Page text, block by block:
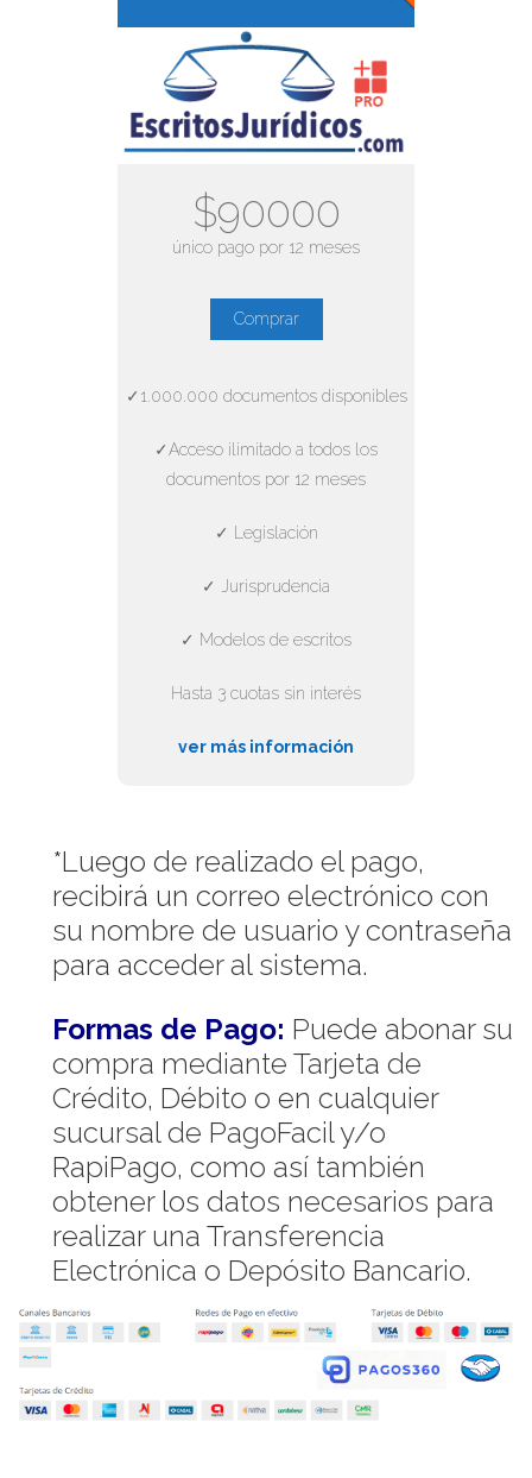
$90000
único pago por 12 meses
Comprar
✓1.000.000 documentos disponibles
✓Acceso ilimitado a todos los
documentos por 12 meses
✓ Legislación
✓ Jurisprudencia
✓ Modelos de escritos
Hasta 3 cuotas sin interés
ver más información
*Luego de realizado el pago,
recibirá un correo electrónico con
su nombre de usuario y contraseña
para acceder al sistema.
Formas de Pago: Puede abonar su
compra mediante Tarjeta de
Crédito, Débito o en cualquier
sucursal de PagoFacil y/o
RapiPago, como así también
obtener los datos necesarios para
realizar una Transferencia
Electrónica o Depósito Bancario.